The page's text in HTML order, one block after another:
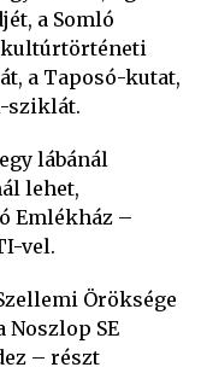
a Somló
kultúrtörténeti
a Taposó-kutat,
sziklát.
lábánál
lehet,
Emlékház –
vel.
Öröksége
Noszlop SE
– részt